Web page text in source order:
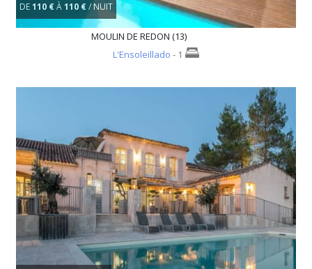
DE110 €À110 €/ NUIT
MOULIN DE REDON (13)
L'Ensoleillado - 1